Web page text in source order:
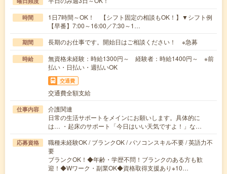
時間
1日7時間～OK！ 【シフト固定の相談もOK！】▼シフト例
【早番】7:00～16:00／7:30～1…
期間 長期のお仕事です。開始日はご相談ください！ ※急募
時給
無資格未経験：時給1300円～ 経験者：時給1400円～ ※前
払い・日払い・週払いOK
交通費
交通費全額支給
仕事内容
介護関連
日常の生活サポートをメインにお願いします。具体的に
は… ・起床のサポート「今日はいい天気ですよ！」な…
応募資格
職種未経験OK / ブランクOK / パソコンスキル不要 / 英語力不
要
ブランクOK！◆年齢・学歴不問！ブランクのある方も歓
迎！◆Wワーク・副業OK◆資格取得支援あり※10…